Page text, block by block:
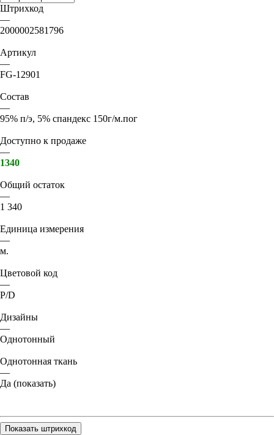
Штрихкод
—
2000002581796
Артикул
—
FG-12901
Состав
—
95% п/э, 5% спандекс 150г/м.пог
Доступно к продаже
—
1340
Общий остаток
—
1 340
Единица измерения
—
м.
Цветовой код
—
P/D
Дизайны
—
Однотонный
Однотонная ткань
—
Да (показать)
Показать штрихкод